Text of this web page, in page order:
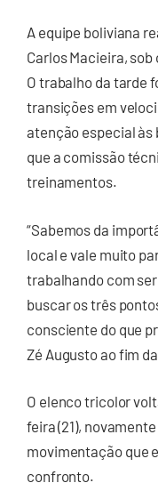
A equipe boliviana
Carlos Macieira,
O trabalho da tarde
transições em
atenção especial às
que a comissão
treinamentos.
“Sabemos da
local e vale muito
trabalhando com
buscar os três
consciente do que
Zé Augusto ao fim
O elenco tricolor
feira (21),
movimentação que
confronto.